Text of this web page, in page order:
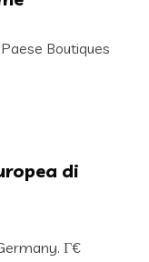
Boutiques
di
Г€